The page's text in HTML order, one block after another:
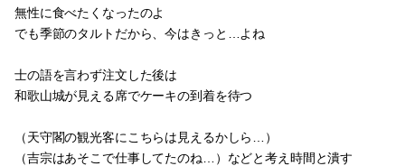
無性に食べたくなったのよ
でも季節のタルトだから、今はきっと…よね
士の語を言わず注文した後は
和歌山城が見える席でケーキの到着を待つ
（天守閣の観光客にこちらは見えるかしら…）
（吉宗はあそこで仕事してたのね…）などと考え時間と潰す